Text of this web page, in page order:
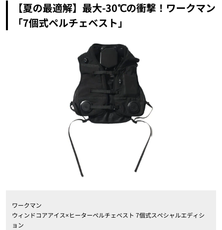
【夏の最適解】最大-30℃の衝撃！ワークマン
「7個式ペルチェベスト」
ワークマン
ウィンドコアアイス×ヒーターペルチェベスト 7個式スペシャルエディシ
ョン